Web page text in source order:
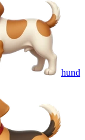
hund